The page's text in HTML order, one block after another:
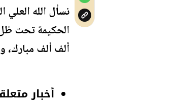
نسأل الله العلي
الحكيمة تحت ظل
ألف ألف مبارك،
أخبار